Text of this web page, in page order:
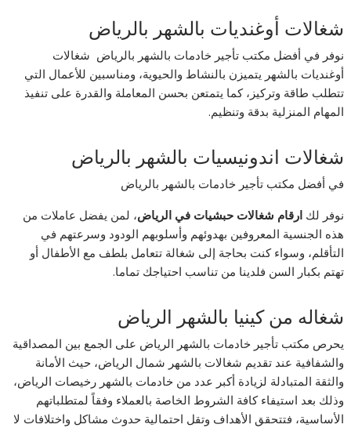
شغالات أوغنديات بالشهر بالرياض
نوفر في أفضل مكتب تأجير خادمات بالشهر بالرياض شغالات
أوغنديات بالشهر يتميزن بالنشاط والحيوية، ومناسبين للأعمال التي
تتطلب طاقة وتركيز، كما يتمتعن بحسن المعاملة والقدرة على تنفيذ
المهام المنزلية بدقة وتنظيم.
شغالات اندونيسيات بالشهر بالرياض
في أفضل مكتب تأجير خادمات بالشهر بالرياض
نوفر لكارقام شغالات حبشيات في الرياض، لمن يفضل عاملات من
هذه الجنسية المعروفين بهدوئهم وأسلوبهم الودود وسرعتهم في
التأقلم، وسواء كنت بحاجة إلى شغالة تتعامل بلطف مع الأطفال أو
تهتم بكبار السن فلدينا من تناسب احتياجك تماما.
شغاله من كينيا بالشهر الرياض
يحرص مكتب تأجير خادمات بالشهر الرياض على الجمع بين المصداقية
والشفافية عند تقديم شغالات بالشهر شمال الرياض، حيث الأمانة
والثقة المتبادلة لزيادة أكبر عدد من خادمات بالشهر رخيصات الرياض،
وذلك بعد استيفاء كافة الشروط الخاصة بالعملاء وفقاً لمتطلباتهم
الأساسية، فتتحقق الأهداف وتقل احتمالية حدوث مشاكل واختلافات لا